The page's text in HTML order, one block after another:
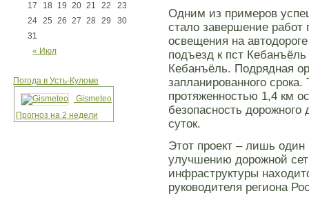
« Июл
17
18 19 20 21 22
23
24 25 26 27 28 29
30
31
Погода в Усть-Куломе
Gismeteo
Прогноз на 2 недели
Одним из примеров
стало завершение работ
освещения на
подъезд к пст Кебанъёль
Кебанъёль. Подрядная
запланированного
протяженностью 1,4 км
безопасность
суток.
Этот проект – лишь
улучшению дорожной
инфраструктуры
руководителя региона